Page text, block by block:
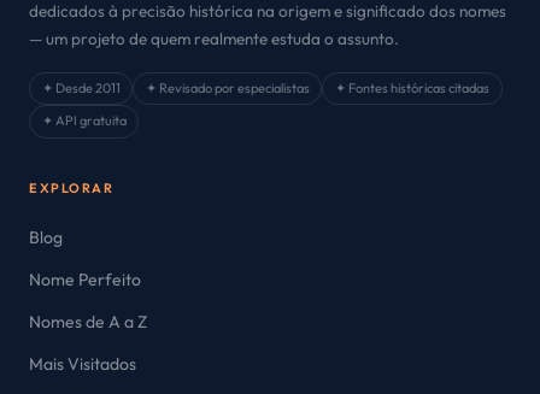
dedicados à precisão histórica na origem e significado dos nomes
— um projeto de quem realmente estuda o assunto.
✦ Desde 2011 ✦ Revisado por especialistas
✦ Fontes históricas citadas
✦ API gratuita
EXPLORAR
Blog
Nome Perfeito
Nomes de A a Z
Mais Visitados